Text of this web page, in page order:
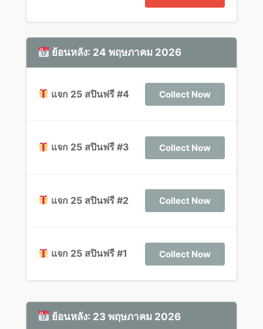
ย้อนหลัง: 24 พฤษภาคม 2026
แจก 25 สปินฟรี #4 Collect Now
แจก 25 สปินฟรี #3 Collect Now
แจก 25 สปินฟรี #2 Collect Now
แจก 25 สปินฟรี #1 Collect Now
ย้อนหลัง: 23 พฤษภาคม 2026